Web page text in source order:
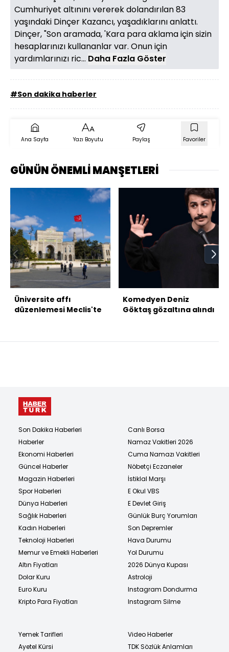
Cumhuriyet altınını vererek dolandırılan 83
yaşındaki Dinçer Kazancı, yaşadıklarını anlattı.
Dinçer, "Son aramada, 'Kara para aklama için sizin
hesaplarınızı kullananlar var. Onun için
yardımlarınızı ric... Daha Fazla Göster
#Son dakika haberler
Ana Sayfa Yazı Boyutu Paylaş Favoriler
GÜNÜN ÖNEMLİ MANŞETLERİ
Üniversite affı
düzenlemesi Meclis'te
Komedyen Deniz
Göktaş gözaltına alındı
Son Dakika Haberleri
Haberler
Ekonomi Haberleri
Güncel Haberler
Magazin Haberleri
Spor Haberleri
Dünya Haberleri
Sağlık Haberleri
Kadın Haberleri
Teknoloji Haberleri
Memur ve Emekli Haberleri
Altın Fiyatları
Dolar Kuru
Euro Kuru
Kripto Para Fiyatları
Canlı Borsa
Namaz Vakitleri 2026
Cuma Namazı Vakitleri
Nöbetçi Eczaneler
İstiklal Marşı
E Okul VBS
E Devlet Giriş
Günlük Burç Yorumları
Son Depremler
Hava Durumu
Yol Durumu
2026 Dünya Kupası
Astroloji
Instagram Dondurma
Instagram Silme
Yemek Tarifleri
Ayetel Kürsi
Video Haberler
TDK Sözlük Anlamları